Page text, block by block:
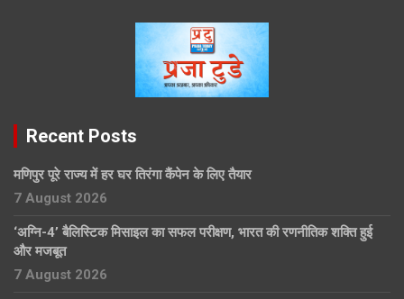
Recent Posts
मणिपुर पूरे राज्य में हर घर तिरंगा कैंपेन के लिए तैयार
7 August 2026
‘अग्नि-4’ बैलिस्टिक मिसाइल का सफल परीक्षण, भारत की रणनीतिक शक्ति हुई
और मजबूत
7 August 2026